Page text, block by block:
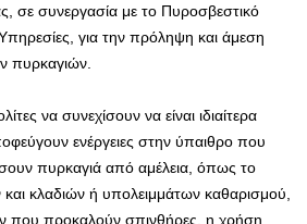
σε συνεργασία με το Πυροσβεστικό
για την πρόληψη και άμεση
πυρκαγιών.
να συνεχίσουν να είναι ιδιαίτερα
ενέργειες στην ύπαιθρο που
πυρκαγιά από αμέλεια, όπως το
κλαδιών ή υπολειμμάτων καθαρισμού,
που προκαλούν σπινθήρες, η χρήση